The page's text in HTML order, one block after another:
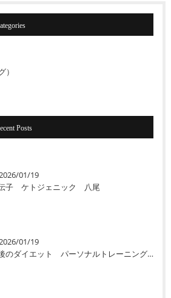
）
Posts
01/19
子 ケトジェニック 八尾
01/19
最後のダイエット パーソナルトレーニング 八尾